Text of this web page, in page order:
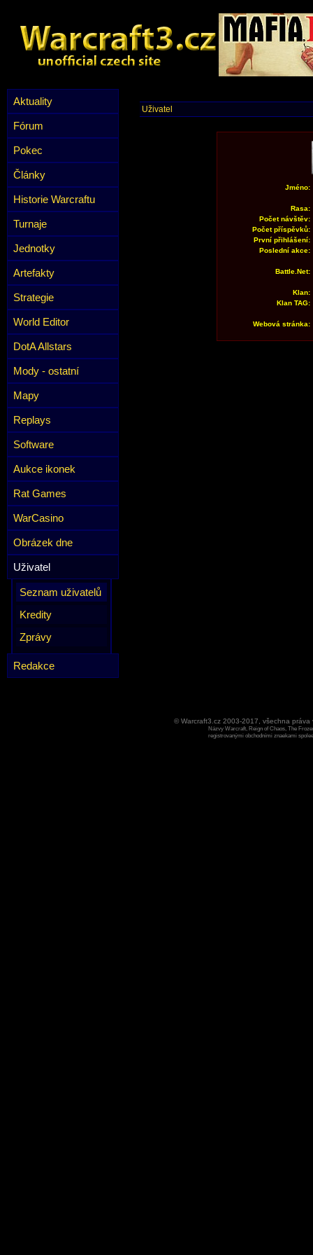
Aktuality
Fórum
Pokec
Články
Historie Warcraftu
Turnaje
Jednotky
Artefakty
Strategie
World Editor
DotA Allstars
Mody - ostatní
Mapy
Replays
Software
Aukce ikonek
Rat Games
WarCasino
Obrázek dne
Uživatel
Seznam uživatelů
Kredity
Zprávy
Redakce
Uživatel
Jméno:
Rasa:
Počet návštěv:
Počet příspěvků:
První přihlášení:
Poslední akce:
Battle.Net:
Klan:
Klan TAG:
Webová stránka:
© Warcraft3.cz 2003-2017, všechna
Názvy Warcraft, Reign of Chaos, The
registrovanými obchodními znaekami